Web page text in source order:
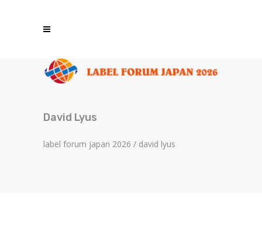
David Lyus
label forum japan 2026 / david lyus